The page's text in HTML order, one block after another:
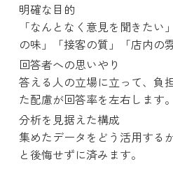
明確な目的
「なんとなく意見を聞きた
の味」「接客の質」「店内の
回答者への思いやり
答える人の立場に立って、負
た配慮が回答率を左右します。
分析を見据えた構成
集めたデータをどう活用する
と後悔せずに済みます。